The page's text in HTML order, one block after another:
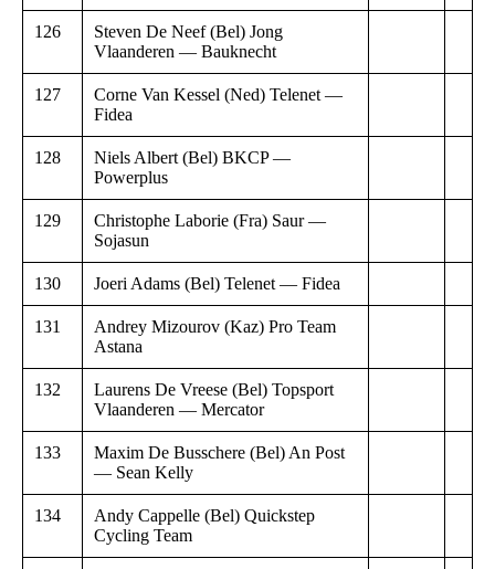
126
Steven De Neef (Bel) Jong
Vlaanderen — Bauknecht
127
Corne Van Kessel (Ned) Telenet —
Fidea
128
Niels Albert (Bel) BKCP —
Powerplus
129
Christophe Laborie (Fra) Saur —
Sojasun
130 Joeri Adams (Bel) Telenet — Fidea
131
Andrey Mizourov (Kaz) Pro Team
Astana
132
Laurens De Vreese (Bel) Topsport
Vlaanderen — Mercator
133
Maxim De Busschere (Bel) An Post
— Sean Kelly
134
Andy Cappelle (Bel) Quickstep
Cycling Team